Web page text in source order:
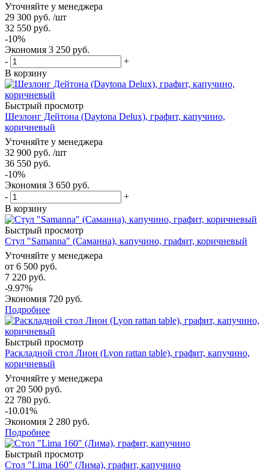
Уточняйте у менеджера
29 300 руб. /шт
32 550 руб.
-10%
Экономия 3 250 руб.
-
+
В корзину
Быстрый просмотр
Шезлонг Дейтона (Daytona Delux), графит, капучино,
коричневый
Уточняйте у менеджера
32 900 руб. /шт
36 550 руб.
-10%
Экономия 3 650 руб.
-
+
В корзину
Быстрый просмотр
Стул "Samanna" (Саманна), капучино, графит, коричневый
Уточняйте у менеджера
от 6 500 руб.
7 220 руб.
-9.97%
Экономия 720 руб.
Подробнее
Быстрый просмотр
Раскладной стол Лион (Lyon rattan table), графит, капучино,
коричневый
Уточняйте у менеджера
от 20 500 руб.
22 780 руб.
-10.01%
Экономия 2 280 руб.
Подробнее
Быстрый просмотр
Стол "Lima 160" (Лима), графит, капучино